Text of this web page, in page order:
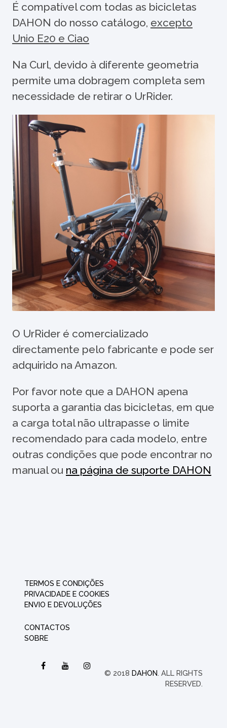
É compatível com todas as bicicletas
DAHON do nosso catálogo, excepto
Unio E20 e Ciao
Na Curl, devido à diferente geometria
permite uma dobragem completa sem
necessidade de retirar o UrRider.
O UrRider é comercializado
directamente pelo fabricante e pode ser
adquirido na Amazon.
Por favor note que a DAHON apena
suporta a garantia das bicicletas, em que
a carga total não ultrapasse o limite
recomendado para cada modelo, entre
outras condições que pode encontrar no
manual ou na página de suporte DAHON
TERMOS E CONDIÇÕES
PRIVACIDADE E COOKIES
ENVIO E DEVOLUÇÕES
CONTACTOS
SOBRE
© 2018 DAHON. ALL RIGHTS
RESERVED.